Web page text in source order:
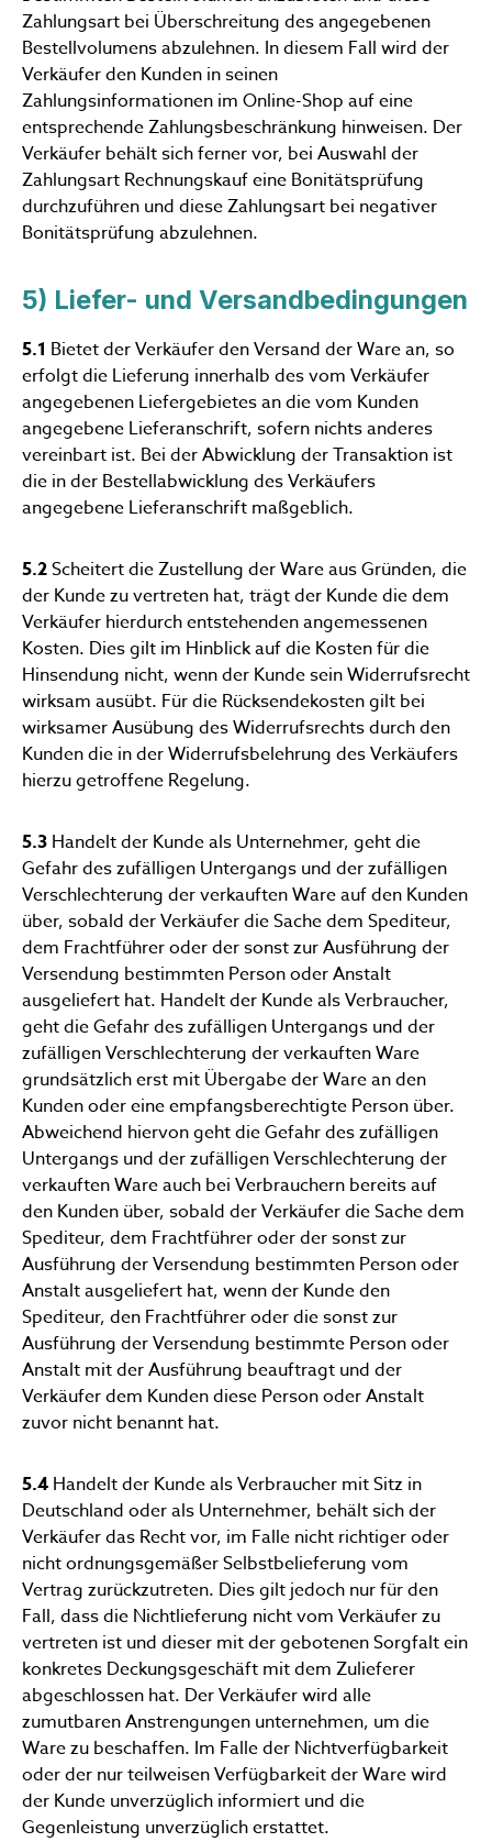
Zahlungsart bei Überschreitung des angegebenen
Bestellvolumens abzulehnen. In diesem Fall wird der
Verkäufer den Kunden in seinen
Zahlungsinformationen im Online-Shop auf eine
entsprechende Zahlungsbeschränkung hinweisen. Der
Verkäufer behält sich ferner vor, bei Auswahl der
Zahlungsart Rechnungskauf eine Bonitätsprüfung
durchzuführen und diese Zahlungsart bei negativer
Bonitätsprüfung abzulehnen.
5) Liefer- und Versandbedingungen
5.1 Bietet der Verkäufer den Versand der Ware an, so
erfolgt die Lieferung innerhalb des vom Verkäufer
angegebenen Liefergebietes an die vom Kunden
angegebene Lieferanschrift, sofern nichts anderes
vereinbart ist. Bei der Abwicklung der Transaktion ist
die in der Bestellabwicklung des Verkäufers
angegebene Lieferanschrift maßgeblich.
5.2Scheitert die Zustellung der Ware aus Gründen, die
der Kunde zu vertreten hat, trägt der Kunde die dem
Verkäufer hierdurch entstehenden angemessenen
Kosten. Dies gilt im Hinblick auf die Kosten für die
Hinsendung nicht, wenn der Kunde sein Widerrufsrecht
wirksam ausübt. Für die Rücksendekosten gilt bei
wirksamer Ausübung des Widerrufsrechts durch den
Kunden die in der Widerrufsbelehrung des Verkäufers
hierzu getroffene Regelung.
5.3 Handelt der Kunde als Unternehmer, geht die
Gefahr des zufälligen Untergangs und der zufälligen
Verschlechterung der verkauften Ware auf den Kunden
über, sobald der Verkäufer die Sache dem Spediteur,
dem Frachtführer oder der sonst zur Ausführung der
Versendung bestimmten Person oder Anstalt
ausgeliefert hat. Handelt der Kunde als Verbraucher,
geht die Gefahr des zufälligen Untergangs und der
zufälligen Verschlechterung der verkauften Ware
grundsätzlich erst mit Übergabe der Ware an den
Kunden oder eine empfangsberechtigte Person über.
Abweichend hiervon geht die Gefahr des zufälligen
Untergangs und der zufälligen Verschlechterung der
verkauften Ware auch bei Verbrauchern bereits auf
den Kunden über, sobald der Verkäufer die Sache dem
Spediteur, dem Frachtführer oder der sonst zur
Ausführung der Versendung bestimmten Person oder
Anstalt ausgeliefert hat, wenn der Kunde den
Spediteur, den Frachtführer oder die sonst zur
Ausführung der Versendung bestimmte Person oder
Anstalt mit der Ausführung beauftragt und der
Verkäufer dem Kunden diese Person oder Anstalt
zuvor nicht benannt hat.
5.4 Handelt der Kunde als Verbraucher mit Sitz in
Deutschland oder als Unternehmer, behält sich der
Verkäufer das Recht vor, im Falle nicht richtiger oder
nicht ordnungsgemäßer Selbstbelieferung vom
Vertrag zurückzutreten. Dies gilt jedoch nur für den
Fall, dass die Nichtlieferung nicht vom Verkäufer zu
vertreten ist und dieser mit der gebotenen Sorgfalt ein
konkretes Deckungsgeschäft mit dem Zulieferer
abgeschlossen hat. Der Verkäufer wird alle
zumutbaren Anstrengungen unternehmen, um die
Ware zu beschaffen. Im Falle der Nichtverfügbarkeit
oder der nur teilweisen Verfügbarkeit der Ware wird
der Kunde unverzüglich informiert und die
Gegenleistung unverzüglich erstattet.